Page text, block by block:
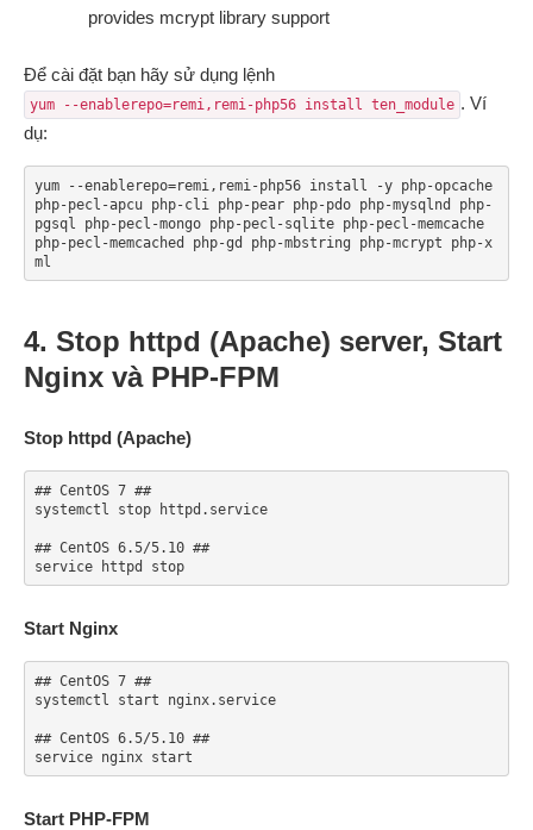
provides mcrypt library support
Để cài đặt bạn hãy sử dụng lệnh
yum --enablerepo=remi,remi-php56 install ten_module . Ví
dụ:
yum --enablerepo=remi,remi-php56 install -y php-opcache
php-pecl-apcu php-cli php-pear php-pdo php-mysqlnd php-
pgsql php-pecl-mongo php-pecl-sqlite php-pecl-memcache
php-pecl-memcached php-gd php-mbstring php-mcrypt php-x
ml
4. Stop httpd (Apache) server, Start
Nginx và PHP-FPM
Stop httpd (Apache)
## CentOS 7 ##
systemctl stop httpd.service
## CentOS 6.5/5.10 ##
service httpd stop
Start Nginx
## CentOS 7 ##
systemctl start nginx.service
## CentOS 6.5/5.10 ##
service nginx start
Start PHP-FPM